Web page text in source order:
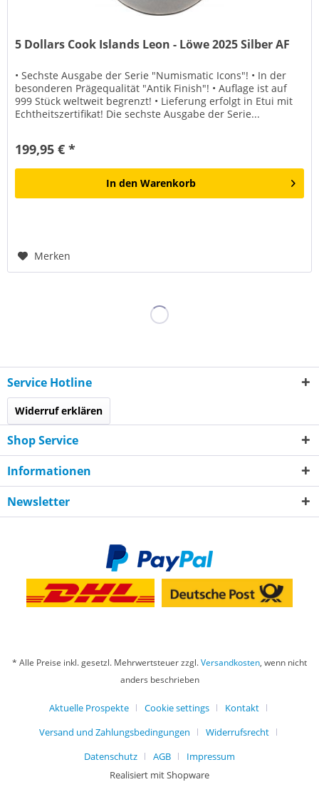
5 Dollars Cook Islands Leon - Löwe 2025 Silber AF
• Sechste Ausgabe der Serie "Numismatic Icons"! • In der
besonderen Prägequalität "Antik Finish"! • Auflage ist auf
999 Stück weltweit begrenzt! • Lieferung erfolgt in Etui mit
Echtheitszertifikat! Die sechste Ausgabe der Serie...
199,95 € *
In den Warenkorb
Merken
Service Hotline
Widerruf erklären
Shop Service
Informationen
Newsletter
* Alle Preise inkl. gesetzl. Mehrwertsteuer zzgl.Versandkosten, wenn nicht
anders beschrieben
Aktuelle Prospekte Cookie settings
Kontakt
Versand und Zahlungsbedingungen
Widerrufsrecht
Datenschutz
AGB
Impressum
Realisiert mit Shopware